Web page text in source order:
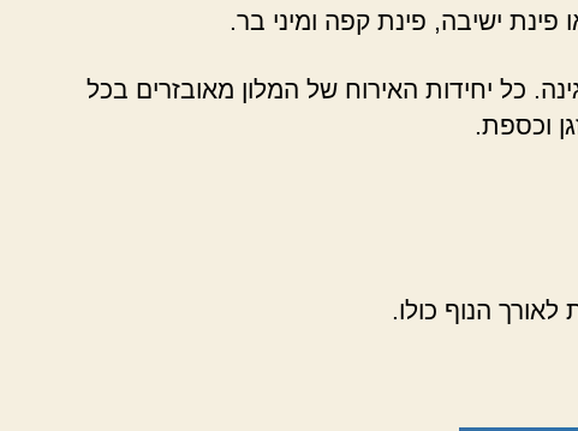
ישיבה, פינת קפה ומיני בר.
כל יחידות האירוח של המלון מאובזרים בכל
וכספת.
הנוף כולו.